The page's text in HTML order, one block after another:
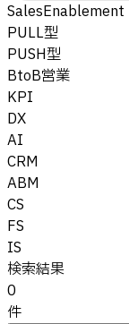
SalesEnablement
PULL型
PUSH型
BtoB営業
KPI
DX
AI
CRM
ABM
CS
FS
IS
検索結果
0
件